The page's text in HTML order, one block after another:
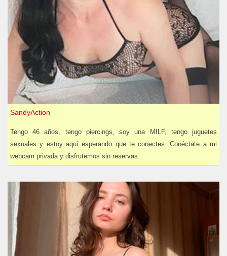
SandyAction
Tengo 46 años, tengo piercings, soy una MILF, tengo juguetes
sexuales y estoy aquí esperando que te conectes. Conéctate a mi
webcam privada y disfrutemos sin reservas.